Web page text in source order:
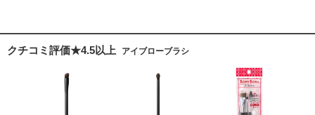
クチコミ評価★4.5以上 アイブローブラシ